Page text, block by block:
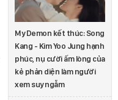
My Demon kết thúc: Song
Kang - Kim Yoo Jung hạnh
phúc, nụ cười ấm lòng của
kẻ phản diện làm người
xem suy ngẫm